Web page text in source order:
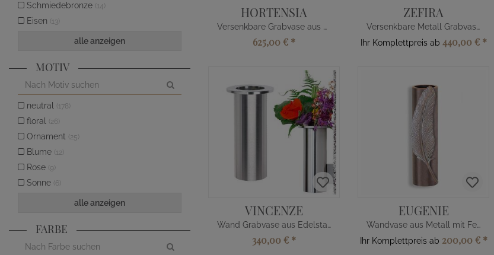
HORTENSIA
Versenkbare Grabvase aus Bronze
625,00 € *
ZEFIRA
Versenkbare Metall Grabvase
Ihr Komplettpreis ab 440,00 € *
VINCENZE
Wand Grabvase aus Edelstahl
340,00 € *
EUGENIE
Wandvase aus Metall mit Feder
Ihr Komplettpreis ab 200,00 € *
Schmiedebronze (14)
Eisen (13)
alle anzeigen
MOTIV
neutral (178)
floral (26)
Ornament (25)
Blume (12)
Rose (9)
Sonne (6)
alle anzeigen
FARBE